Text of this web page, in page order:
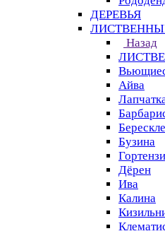
ДЕРЕВЬЯ
Назад
Айва
Бузина
Дёрен
Ива
Калина